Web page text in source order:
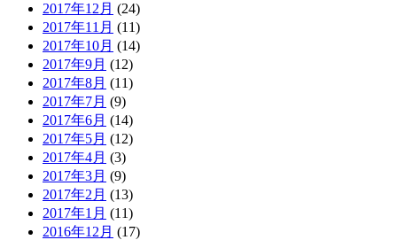
2017年12月 (24)
2017年11月 (11)
2017年10月 (14)
2017年9月 (12)
2017年8月 (11)
2017年7月 (9)
2017年6月 (14)
2017年5月 (12)
2017年4月 (3)
2017年3月 (9)
2017年2月 (13)
2017年1月 (11)
2016年12月 (17)